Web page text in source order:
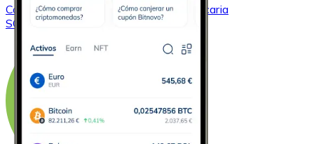
ComprarSolana
con transferencia bancaria
SOL